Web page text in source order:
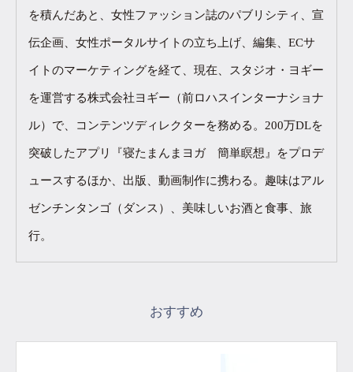
を積んだあと、女性ファッション誌のパブリシティ、宣
伝企画、女性ポータルサイトの立ち上げ、編集、ECサ
イトのマーケティングを経て、現在、スタジオ・ヨギー
を運営する株式会社ヨギー（前ロハスインターナショナ
ル）で、コンテンツディレクターを務める。200万DLを
突破したアプリ『寝たまんまヨガ 簡単瞑想』をプロデ
ュースするほか、出版、動画制作に携わる。趣味はアル
ゼンチンタンゴ（ダンス）、美味しいお酒と食事、旅
行。
おすすめ